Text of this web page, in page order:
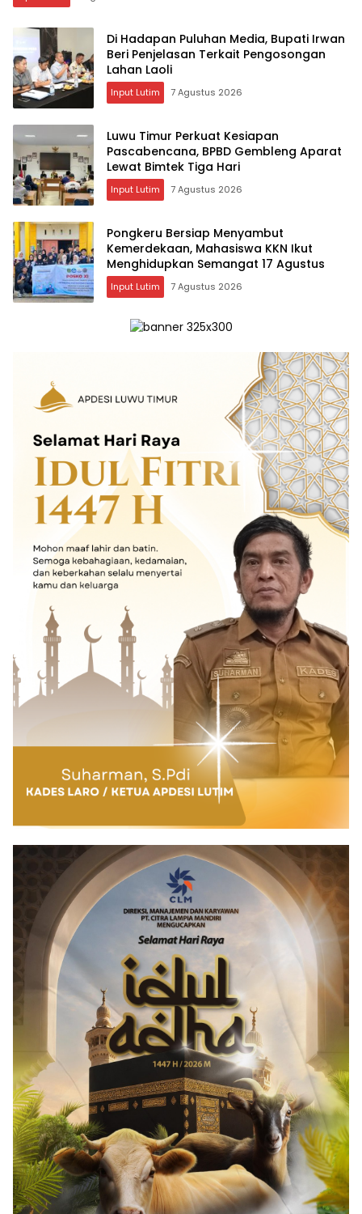
Di Hadapan Puluhan Media, Bupati Irwan
Beri Penjelasan Terkait Pengosongan
Lahan Laoli
Input Lutim 7 Agustus 2026
Luwu Timur Perkuat Kesiapan
Pascabencana, BPBD Gembleng Aparat
Lewat Bimtek Tiga Hari
Input Lutim 7 Agustus 2026
Pongkeru Bersiap Menyambut
Kemerdekaan, Mahasiswa KKN Ikut
Menghidupkan Semangat 17 Agustus
Input Lutim 7 Agustus 2026